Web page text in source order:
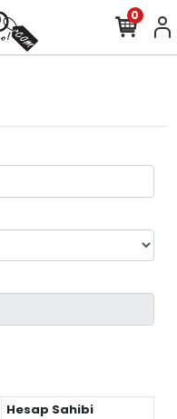
0
Hesap Sahibi